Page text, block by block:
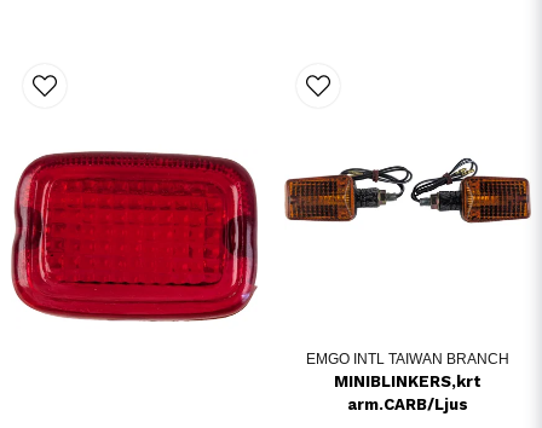
EMGO INTL TAIWAN BRANCH
MINIBLINKERS,krt
arm.CARB/Ljus